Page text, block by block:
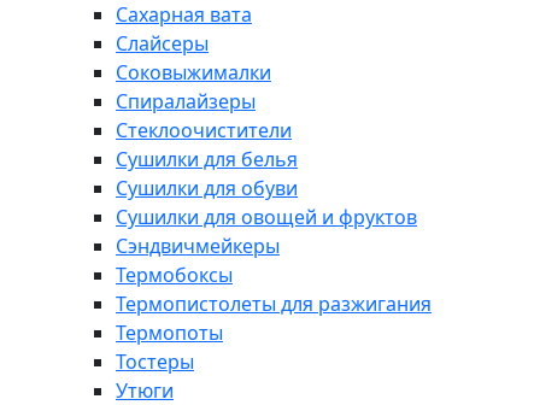
Сахарная вата
Слайсеры
Соковыжималки
Спиралайзеры
Стеклоочистители
Сушилки для белья
Сушилки для обуви
Сушилки для овощей и фруктов
Сэндвичмейкеры
Термобоксы
Термопистолеты для разжигания
Термопоты
Тостеры
Утюги